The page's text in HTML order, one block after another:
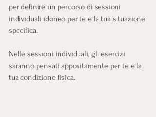
per definire un percorso di sessioni
individuali idoneo per te e la tua situazione
specifica.
Nelle sessioni individuali, gli esercizi
saranno pensati appositamente per te e la
tua condizione fisica.